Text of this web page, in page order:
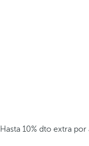
Hasta 10% dto extra